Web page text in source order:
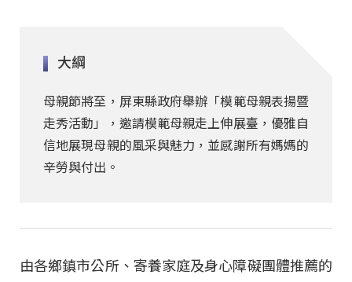
大綱
母親節將至，屏東縣政府舉辦「模範母親表揚暨
走秀活動」，邀請模範母親走上伸展臺，優雅自
信地展現母親的風采與魅力，並感謝所有媽媽的
辛勞與付出。
由各鄉鎮市公所、寄養家庭及身心障礙團體推薦的